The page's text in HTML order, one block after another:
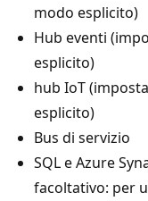
modo esplicito)
Hub eventi
esplicito)
hub IoT
esplicito)
Bus di servizio
SQL e Azure
facoltativo: per